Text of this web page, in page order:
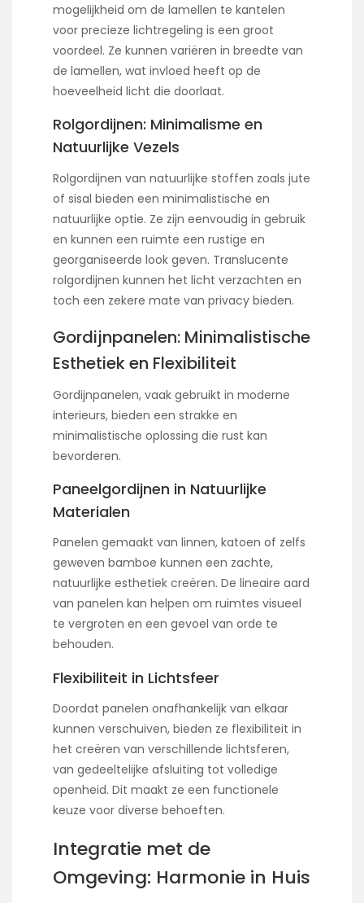
mogelijkheid om de lamellen te kantelen
voor precieze lichtregeling is een groot
voordeel. Ze kunnen variëren in breedte van
de lamellen, wat invloed heeft op de
hoeveelheid licht die doorlaat.
Rolgordijnen: Minimalisme en
Natuurlijke Vezels
Rolgordijnen van natuurlijke stoffen zoals jute
of sisal bieden een minimalistische en
natuurlijke optie. Ze zijn eenvoudig in gebruik
en kunnen een ruimte een rustige en
georganiseerde look geven. Translucente
rolgordijnen kunnen het licht verzachten en
toch een zekere mate van privacy bieden.
Gordijnpanelen: Minimalistische
Esthetiek en Flexibiliteit
Gordijnpanelen, vaak gebruikt in moderne
interieurs, bieden een strakke en
minimalistische oplossing die rust kan
bevorderen.
Paneelgordijnen in Natuurlijke
Materialen
Panelen gemaakt van linnen, katoen of zelfs
geweven bamboe kunnen een zachte,
natuurlijke esthetiek creëren. De lineaire aard
van panelen kan helpen om ruimtes visueel
te vergroten en een gevoel van orde te
behouden.
Flexibiliteit in Lichtsfeer
Doordat panelen onafhankelijk van elkaar
kunnen verschuiven, bieden ze flexibiliteit in
het creëren van verschillende lichtsferen,
van gedeeltelijke afsluiting tot volledige
openheid. Dit maakt ze een functionele
keuze voor diverse behoeften.
Integratie met de
Omgeving: Harmonie in Huis